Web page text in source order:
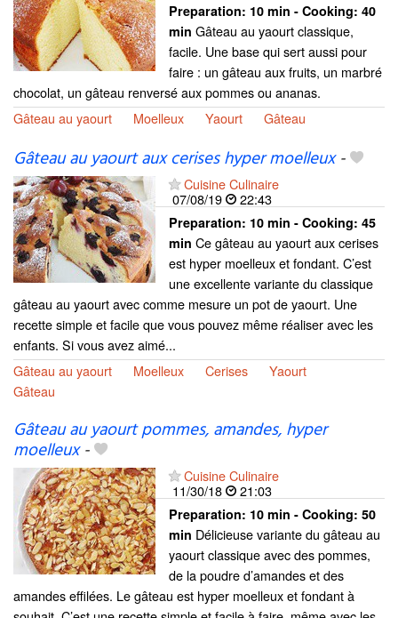
Preparation: 10 min - Cooking: 40
min Gâteau au yaourt classique,
facile. Une base qui sert aussi pour
faire : un gâteau aux fruits, un marbré
chocolat, un gâteau renversé aux pommes ou ananas.
Gâteau au yaourt
Moelleux Yaourt Gâteau
Gâteau au yaourt aux cerises hyper moelleux-
Cuisine Culinaire
07/08/19
22:43
Preparation: 10 min - Cooking: 45
min Ce gâteau au yaourt aux cerises
est hyper moelleux et fondant. C’est
une excellente variante du classique
gâteau au yaourt avec comme mesure un pot de yaourt. Une
recette simple et facile que vous pouvez même réaliser avec les
enfants. Si vous avez aimé...
Gâteau au yaourt
Moelleux Cerises
Yaourt
Gâteau
Gâteau au yaourt pommes, amandes, hyper
moelleux-
Cuisine Culinaire
11/30/18
21:03
Preparation: 10 min - Cooking: 50
min Délicieuse variante du gâteau au
yaourt classique avec des pommes,
de la poudre d’amandes et des
amandes effilées. Le gâteau est hyper moelleux et fondant à